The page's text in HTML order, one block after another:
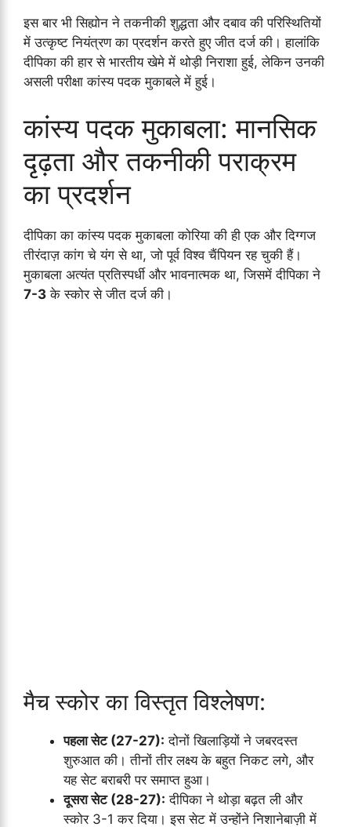
इस बार भी सिह्योन ने तकनीकी शुद्धता और दबाव की परिस्थितियों
में उत्कृष्ट नियंत्रण का प्रदर्शन करते हुए जीत दर्ज की। हालांकि
दीपिका की हार से भारतीय खेमे में थोड़ी निराशा हुई, लेकिन उनकी
असली परीक्षा कांस्य पदक मुकाबले में हुई।
कांस्य पदक मुकाबला: मानसिक
दृढ़ता और तकनीकी पराक्रम
का प्रदर्शन
दीपिका का कांस्य पदक मुकाबला कोरिया की ही एक और दिग्गज
तीरंदाज़ कांग चे यंग से था, जो पूर्व विश्व चैंपियन रह चुकी हैं।
मुकाबला अत्यंत प्रतिस्पर्धी और भावनात्मक था, जिसमें दीपिका ने
7-3 के स्कोर से जीत दर्ज की।
मैच स्कोर का विस्तृत विश्लेषण:
पहला सेट (27-27): दोनों खिलाड़ियों ने जबरदस्त
शुरुआत की। तीनों तीर लक्ष्य के बहुत निकट लगे, और
यह सेट बराबरी पर समाप्त हुआ।
दूसरा सेट (28-27): दीपिका ने थोड़ा बढ़त ली और
स्कोर 3-1 कर दिया। इस सेट में उन्होंने निशानेबाज़ी में